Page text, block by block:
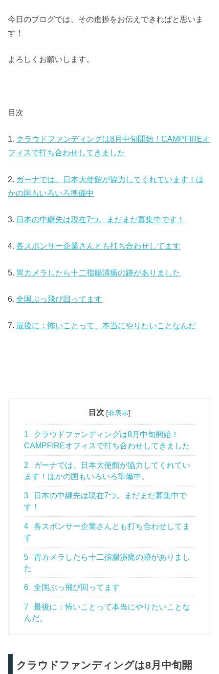
今日のブログでは、その進捗をお伝えできればと思いま
す！
よろしくお願いします。
目次
1. クラウドファンディングは8月中旬開始！CAMPFIREオ
フィスで打ち合わせしてきました
2. ガーナでは、日本大使館が協力してくれています！ほ
かの国もいろいろ準備中
3. 日本の中継先は現在7つ。まだまだ募集中です！
4.各スポンサー企業さんとも打ち合わせしてます
5. 胃カメラしたら十二指腸潰瘍の跡がありました
6.全国ぶっ飛び回ってます
7.最後に：怖いことって、本当にやりたいことなんだ
目次 [非表示]
1
クラウドファンディングは8月中旬開始！
CAMPFIREオフィスで打ち合わせしてきました
2
ガーナでは、日本大使館が協力してくれてい
ます！ほかの国もいろいろ準備中。
3
日本の中継先は現在7つ。まだまだ募集中で
す！
4
各スポンサー企業さんとも打ち合わせしてま
す
5
胃カメラしたら十二指腸潰瘍の跡がありまし
た
6 全国ぶっ飛び回ってます
7
最後に：怖いことって本当にやりたいことな
んだ。
クラウドファンディングは8月中旬開